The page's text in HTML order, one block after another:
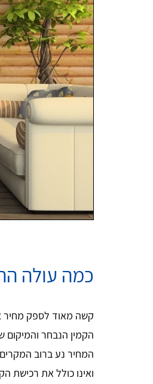
כמה עולה
קשה מאוד לספק מחיר
הקמין הנבחר והמיקום
ואינו כולל את רכישת
נכון לכתיבת הבקשה האתר
לביצוע ואז אהיה מוכן לתת